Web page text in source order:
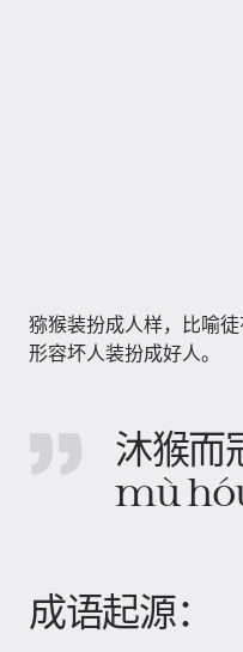
猕猴装扮成人样，比喻
形容坏人装扮成好人。
沐猴而
mù
成语起源：